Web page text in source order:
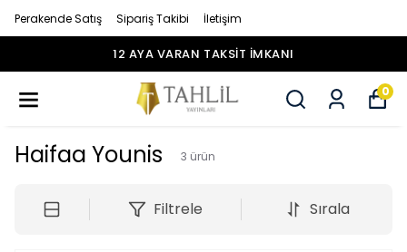
Perakende Satış Sipariş Takibi İletişim
12 AYA VARAN TAKSİT İMKANI
0
Haifaa Younis 3 ürün
Filtrele Sırala